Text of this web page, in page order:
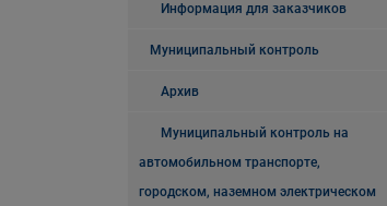
Информация для заказчиков
Муниципальный контроль
Архив
Муниципальный контроль на
автомобильном транспорте,
городском, наземном электрическом